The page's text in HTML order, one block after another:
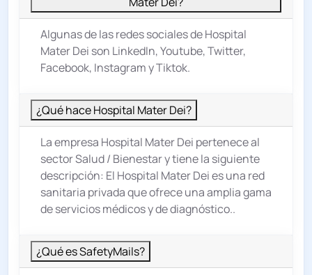
Algunas de las redes sociales de Hospital
Mater Dei son LinkedIn, Youtube, Twitter,
Facebook, Instagram y Tiktok.
¿Qué hace Hospital Mater Dei?
La empresa Hospital Mater Dei pertenece al
sectorSalud / Bienestary tiene la siguiente
descripción: El Hospital Mater Dei es una red
sanitaria privada que ofrece una amplia gama
de servicios médicos y de diagnóstico..
¿Qué es SafetyMails?